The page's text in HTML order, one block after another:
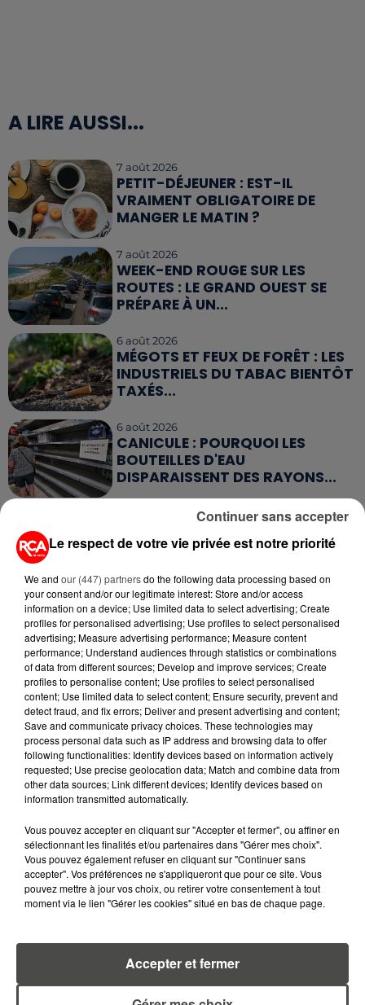
A LIRE AUSSI...
7 août 2026
PETIT-DÉJEUNER : EST-IL
VRAIMENT OBLIGATOIRE DE
MANGER LE MATIN ?
7 août 2026
WEEK-END ROUGE SUR LES
ROUTES : LE GRAND OUEST SE
PRÉPARE À UN...
6 août 2026
MÉGOTS ET FEUX DE FORÊT : LES
INDUSTRIELS DU TABAC BIENTÔT
TAXÉS...
6 août 2026
CANICULE : POURQUOI LES
BOUTEILLES D'EAU
DISPARAISSENT DES RAYONS...
MANGER SAINEMENT COÛTE 25 %
PLUS CHER QU'IL Y A CINQ ANS,
5 août 2026
QUELLES SONT LES MARQUES QUI
OFFRENT LE MEILLEUR RAPPORT...
RETROUVEZ TOUTE L'ACTU DE LA RÉGION ET
RECEVEZ LES ALERTES INFOS DE LA RÉDACTION
EN TÉLÉCHARGEANT L'APPLICATION MOBILE
RCA
LA RÉDACTION
RCA
Voir toute l'équipe RCA
Journaliste
Le respect de votre vie privée est notre priorité
We and our (447) partnersdo the following data processing based on
your consent and/or our legitimate interest: Store and/or access
information on a device; Use limited data to select advertising; Create
profiles for personalised advertising; Use profiles to select personalised
advertising; Measure advertising performance; Measure content
performance; Understand audiences through statistics or combinations
of data from different sources; Develop and improve services; Create
profiles to personalise content; Use profiles to select personalised
content; Use limited data to select content; Ensure security, prevent and
detect fraud, and fix errors; Deliver and present advertising and content;
Save and communicate privacy choices. These technologies may
process personal data such as IP address and browsing data to offer
following functionalities: Identify devices based on information actively
requested; Use precise geolocation data; Match and combine data from
other data sources; Link different devices; Identify devices based on
information transmitted automatically.
Vous pouvez accepter en cliquant sur "Accepter et fermer", ou affiner en
sélectionnant les finalités et/ou partenaires dans "Gérer mes choix".
Vous pouvez également refuser en cliquant sur "Continuer sans
accepter". Vos préférences ne s'appliqueront que pour ce site. Vous
pouvez mettre à jour vos choix, ou retirer votre consentement à tout
moment via le lien "Gérer les cookies" situé en bas de chaque page.
Accepter et fermer
Continuer sans accepter